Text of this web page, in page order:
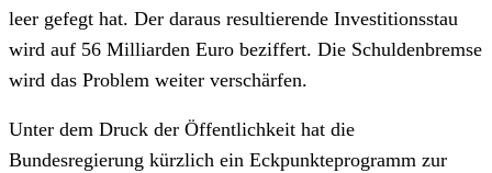
leer gefegt hat. Der daraus resultierende Investitionsstau
wird auf 56 Milliarden Euro beziffert. Die Schuldenbremse
wird das Problem weiter verschärfen.
Unter dem Druck der Öffentlichkeit hat die
Bundesregierung kürzlich ein Eckpunkteprogramm zur